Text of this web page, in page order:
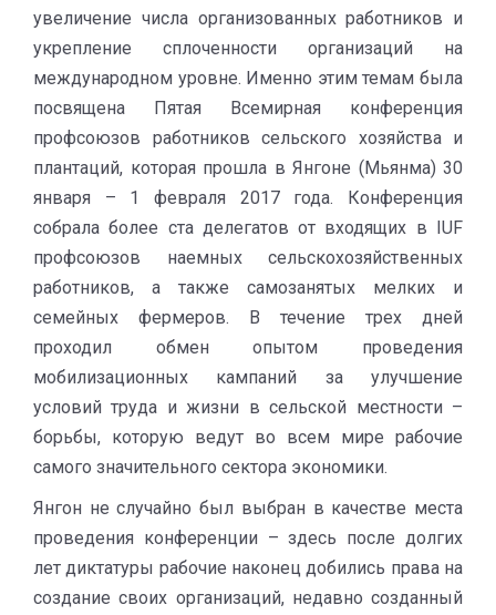
увеличение числа организованных работников и
укрепление сплоченности организаций на
международном уровне. Именно этим темам была
посвящена Пятая Всемирная конференция
профсоюзов работников сельского хозяйства и
плантаций, которая прошла в Янгоне (Мьянма) 30
января – 1 февраля 2017 года. Конференция
собрала более ста делегатов от входящих в IUF
профсоюзов наемных сельскохозяйственных
работников, а также самозанятых мелких и
семейных фермеров. В течение трех дней
проходил обмен опытом проведения
мобилизационных кампаний за улучшение
условий труда и жизни в сельской местности –
борьбы, которую ведут во всем мире рабочие
самого значительного сектора экономики.
Янгон не случайно был выбран в качестве места
проведения конференции – здесь после долгих
лет диктатуры рабочие наконец добились права на
создание своих организаций, недавно созданный